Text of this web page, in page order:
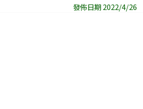
發佈日期 2022/4/26